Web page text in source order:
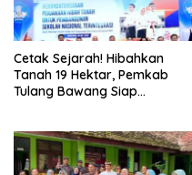
Cetak Sejarah! Hibahkan
Tanah 19 Hektar, Pemkab
Tulang Bawang Siap
Lampung